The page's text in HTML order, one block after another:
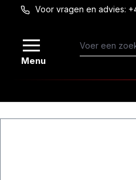
Ga naar de hoofdinhoud
Voor vragen en advies:
Menu